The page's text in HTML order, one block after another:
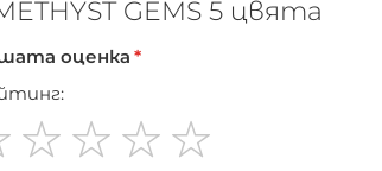
GEMS 5 цвята
оценка